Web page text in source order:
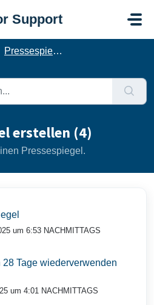
gehen
Support
Pressespiegel-Manager
erstellen (4)
Pressespiegel.
um 6:53 NACHMITTAGS
28 Tage wiederverwenden
um 4:01 NACHMITTAGS